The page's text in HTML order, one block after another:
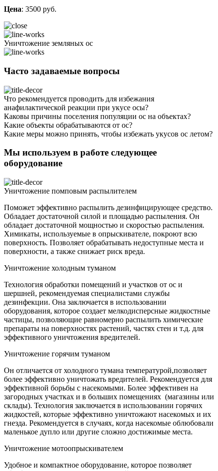
Цена: 3500 руб.
Уничтожение земляных ос
Часто задаваемые вопросы
Что рекомендуется проводить для избежания
анафилактической реакции при укусе осы?
Каковы причины поселения популяции ос на объектах?
Какие объекты обрабатываются от ос?
Какие меры можно принять, чтобы избежать укусов ос летом?
Мы используем в работе следующее
оборудование
Уничтожение помповым распылителем
Поможет эффективно распылить дезинфицирующее средство.
Обладает достаточной силой и площадью распыления. Он
обладает достаточной мощностью и скоростью распыления.
Химикаты, используемые в опрыскивателе, покроют всю
поверхность. Позволяет обрабатывать недоступные места и
поверхности, а также снижает риск вреда.
Уничтожение холодным туманом
Технология обработки помещений и участков от ос и
шершней, рекомендуемая специалистами службы
дезинфекции. Она заключается в использовании
оборудования, которое создает мелкодисперсные жидкостные
частицы, позволяющие равномерно распылить химические
препараты на поверхностях растений, частях стен и т.д. для
эффективного уничтожения вредителей.
Уничтожение горячим туманом
Он отличается от холодного тумана температурой,позволяет
более эффективно уничтожать вредителей. Рекомендуется для
эффективной борьбы с насекомыми. Более эффективен на
загородных участках и в больших помещениях (магазины или
склады). Технология заключается в использовании горячих
жидкостей, которые эффективно уничтожают насекомых и их
гнезда. Рекомендуется в случаях, когда насекомые облюбовали
маленькое дупло или другие сложно достижимые места.
Уничтожение мотоопрыскивателем
Удобное и компактное оборудование, которое позволяет